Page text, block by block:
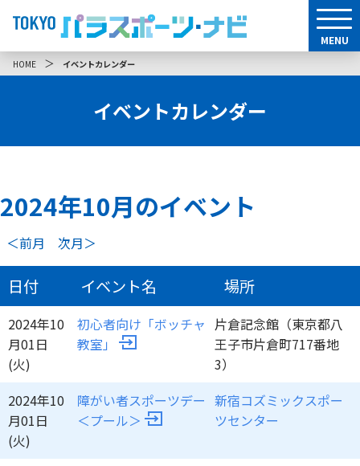
MENU
HOME ＞ イベントカレンダー
イベントカレンダー
2024年10月のイベント
＜前月 次月＞
日付 イベント名 場所
2024年10
月01日
(火)
初心者向け「ボッチャ
教室」
片倉記念館（東京都八
王子市片倉町717番地
3）
2024年10
月01日
(火)
障がい者スポーツデー
＜プール＞
新宿コズミックスポー
ツセンター